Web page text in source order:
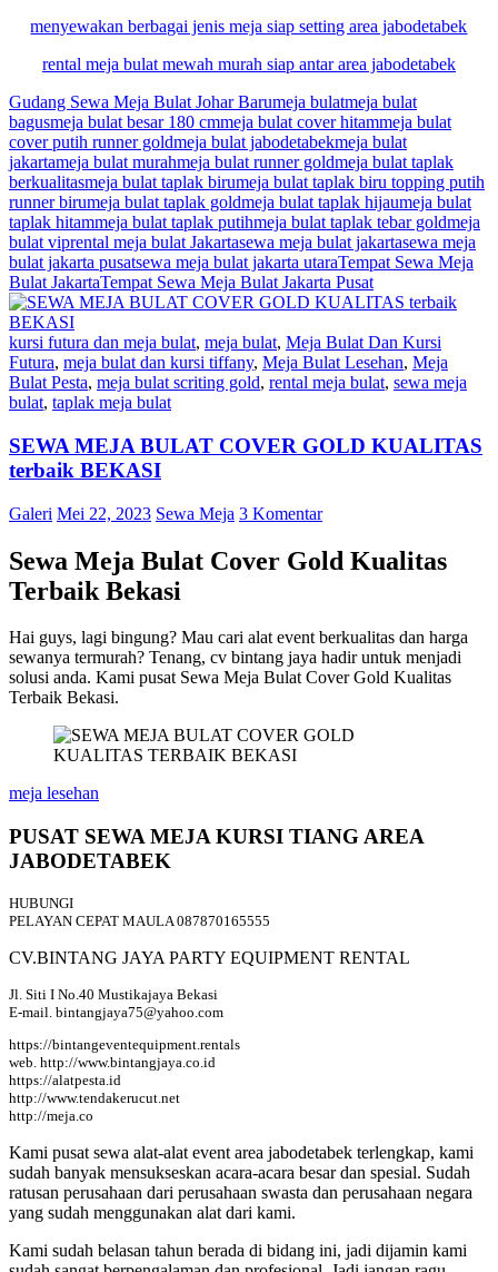
menyewakan berbagai jenis meja siap setting area jabodetabek
rental meja bulat mewah murah siap antar area jabodetabek
Gudang Sewa Meja Bulat Johar Barumeja bulatmeja bulat
bagusmeja bulat besar 180 cmmeja bulat cover hitammeja bulat
cover putih runner goldmeja bulat jabodetabekmeja bulat
jakartameja bulat murahmeja bulat runner goldmeja bulat taplak
berkualitasmeja bulat taplak birumeja bulat taplak biru topping putih
runner birumeja bulat taplak goldmeja bulat taplak hijaumeja bulat
taplak hitammeja bulat taplak putihmeja bulat taplak tebar goldmeja
bulat viprental meja bulat Jakartasewa meja bulat jakartasewa meja
bulat jakarta pusatsewa meja bulat jakarta utaraTempat Sewa Meja
Bulat JakartaTempat Sewa Meja Bulat Jakarta Pusat
kursi futura dan meja bulat, meja bulat, Meja Bulat Dan Kursi
Futura, meja bulat dan kursi tiffany, Meja Bulat Lesehan, Meja
Bulat Pesta, meja bulat scriting gold, rental meja bulat, sewa meja
bulat, taplak meja bulat
SEWA MEJA BULAT COVER GOLD KUALITAS
terbaik BEKASI
Galeri Mei 22, 2023 Sewa Meja 3 Komentar
Sewa Meja Bulat Cover Gold Kualitas
Terbaik Bekasi
Hai guys, lagi bingung? Mau cari alat event berkualitas dan harga
sewanya termurah? Tenang, cv bintang jaya hadir untuk menjadi
solusi anda. Kami pusat Sewa Meja Bulat Cover Gold Kualitas
Terbaik Bekasi.
meja lesehan
PUSAT SEWA MEJA KURSI TIANG AREA
JABODETABEK
HUBUNGI
PELAYAN CEPAT MAULA 087870165555
CV.BINTANG JAYA PARTY EQUIPMENT RENTAL
Jl. Siti I No.40 Mustikajaya Bekasi
E-mail. bintangjaya75@yahoo.com
https://bintangeventequipment.rentals
web. http://www.bintangjaya.co.id
https://alatpesta.id
http://www.tendakerucut.net
http://meja.co
Kami pusat sewa alat-alat event area jabodetabek terlengkap, kami
sudah banyak mensukseskan acara-acara besar dan spesial. Sudah
ratusan perusahaan dari perusahaan swasta dan perusahaan negara
yang sudah menggunakan alat dari kami.
Kami sudah belasan tahun berada di bidang ini, jadi dijamin kami